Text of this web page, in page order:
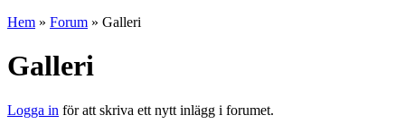
Hem » Forum » Galleri
Galleri
Logga in för att skriva ett nytt inlägg i forumet.